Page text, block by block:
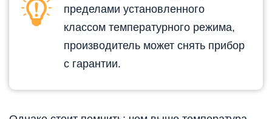
пределами установленного
классом температурного режима,
производитель может снять прибор
с гарантии.